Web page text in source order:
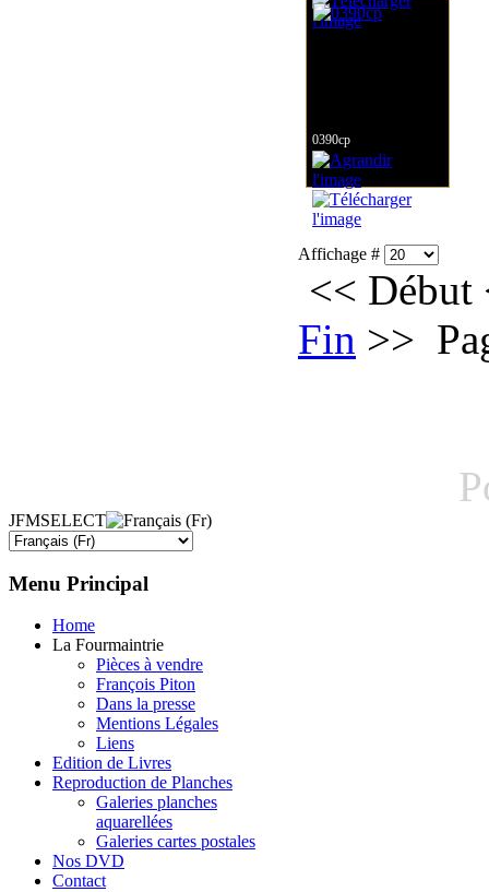
0390cp
Affichage #
<< Début
Fin >>
JFMSELECT
Menu Principal
Home
La Fourmaintrie
Pièces à vendre
François Piton
Dans la presse
Mentions Légales
Liens
Edition de Livres
Reproduction de Planches
Galeries planches
aquarellées
Galeries cartes postales
Nos DVD
Contact